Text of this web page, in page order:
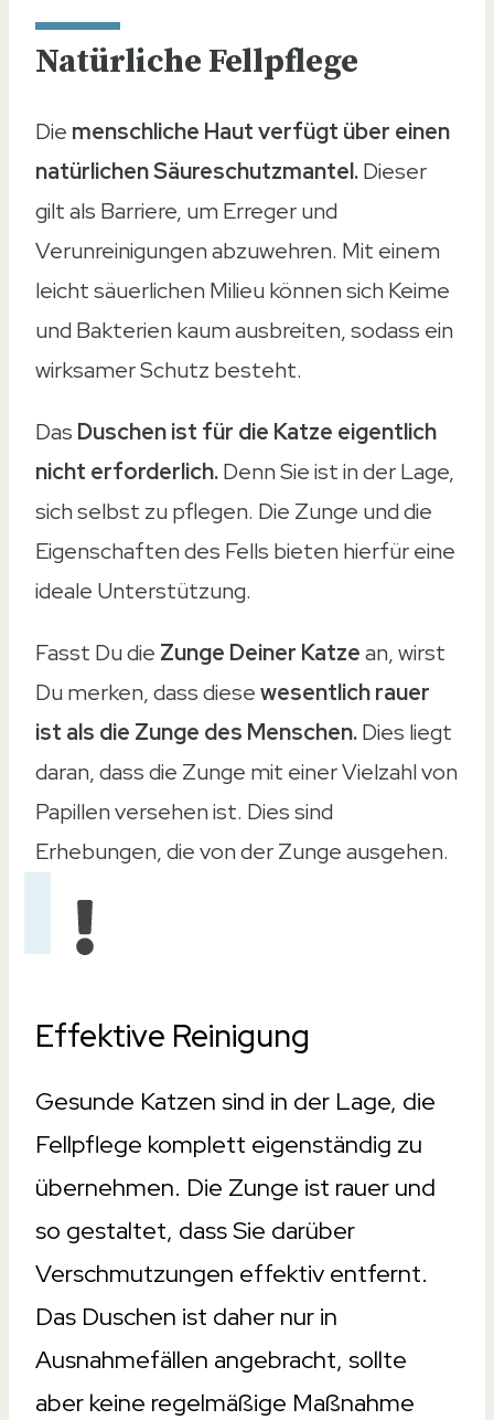
Natürliche Fellpflege
Die menschliche Haut verfügt über einen
natürlichen Säureschutzmantel.Dieser
gilt als Barriere, um Erreger und
Verunreinigungen abzuwehren. Mit einem
leicht säuerlichen Milieu können sich Keime
und Bakterien kaum ausbreiten, sodass ein
wirksamer Schutz besteht.
Das Duschen ist für die Katze eigentlich
nicht erforderlich.Denn Sie ist in der Lage,
sich selbst zu pflegen. Die Zunge und die
Eigenschaften des Fells bieten hierfür eine
ideale Unterstützung.
Fasst Du die Zunge Deiner Katzean, wirst
Du merken, dass diesewesentlich rauer
ist als die Zunge des Menschen.Dies liegt
daran, dass die Zunge mit einer Vielzahl von
Papillen versehen ist. Dies sind
Erhebungen, die von der Zunge ausgehen.
Effektive Reinigung
Gesunde Katzen sind in der Lage, die
Fellpflege komplett eigenständig zu
übernehmen. Die Zunge ist rauer und
so gestaltet, dass Sie darüber
Verschmutzungen effektiv entfernt.
Das Duschen ist daher nur in
Ausnahmefällen angebracht, sollte
aber keine regelmäßige Maßnahme